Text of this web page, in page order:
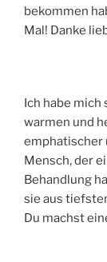
bekommen
Mal! Danke
Ich habe
warmen und
emphatischer
Mensch, der
Behandlung
sie aus
Du machst